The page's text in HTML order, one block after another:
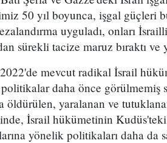
50 yıl boyunca, işgal güçleri
uyguladı, onları
sürekli tacize maruz bıraktı
mevcut radikal İsrail
daha önce görülmemiş
öldürülen, yaralanan ve
İsrail hükümetinin
yönelik politikaları daha da